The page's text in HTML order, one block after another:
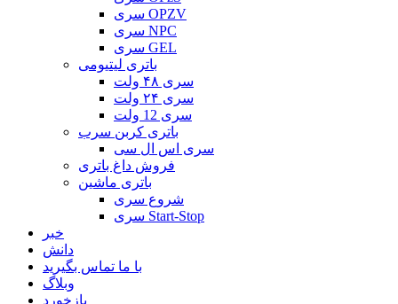
سری OPZV
سری NPC
سری GEL
باتری لیتیومی
سری ۴۸ ولت
سری ۲۴ ولت
سری 12 ولت
باتری کربن سرب
سری اس ال سی
فروش داغ باتری
باتری ماشین
شروع سری
سری Start-Stop
خبر
دانش
با ما تماس بگیرید
وبلاگ
بازخورد